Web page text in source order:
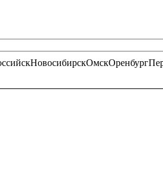
НовосибирскОмскОренбург